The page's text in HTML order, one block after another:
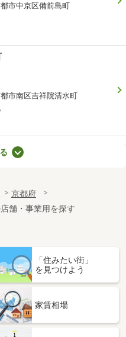
市中京区備前島町
市南区吉祥院清水町
西入御池大東町
務所
市曽我部町重利八反田
京都府
舗・事業用を探す
「住みたい街」
を見つけよう
家賃相場